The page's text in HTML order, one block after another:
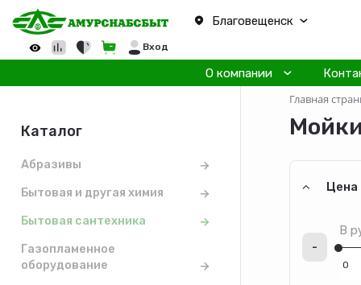
Благовещенск
Вход
О компании
Каталог
Абразивы
Бытовая и другая химия
Бытовая сантехника
Газопламенное
оборудование
Главная
Мойки
Цена
-
В